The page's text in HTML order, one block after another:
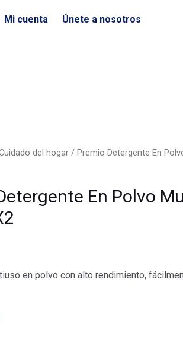
Mi cuenta Únete a nosotros
del hogar / Premio Detergente En
En Polvo
en polvo con alto rendimiento,